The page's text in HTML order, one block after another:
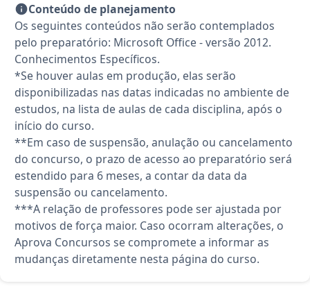
Conteúdo de planejamento
Os seguintes conteúdos não serão contemplados
pelo preparatório: Microsoft Office - versão 2012.
Conhecimentos Específicos.
*Se houver aulas em produção, elas serão
disponibilizadas nas datas indicadas no ambiente de
estudos, na lista de aulas de cada disciplina, após o
início do curso.
**Em caso de suspensão, anulação ou cancelamento
do concurso, o prazo de acesso ao preparatório será
estendido para 6 meses, a contar da data da
suspensão ou cancelamento.
***A relação de professores pode ser ajustada por
motivos de força maior. Caso ocorram alterações, o
Aprova Concursos se compromete a informar as
mudanças diretamente nesta página do curso.